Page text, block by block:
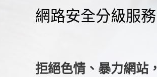
網路安全分級服務
拒絕色情、暴力網站，